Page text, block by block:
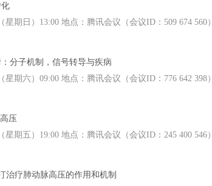
星期日）13:00 地点：腾讯会议（会议ID：509 674 560）
分子机制，信号转导与疾病
星期六）09:00 地点：腾讯会议（会议ID：776 642 398）
压
星期五）19:00 地点：腾讯会议（会议ID：245 400 546）
治疗肺动脉高压的作用和机制